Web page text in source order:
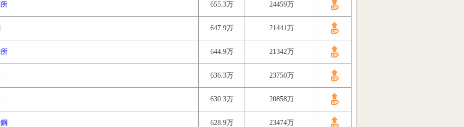
655.3万 24459万
647.9万 21441万
644.9万 21342万
636.3万 23750万
630.3万 20858万
628.9万 23474万